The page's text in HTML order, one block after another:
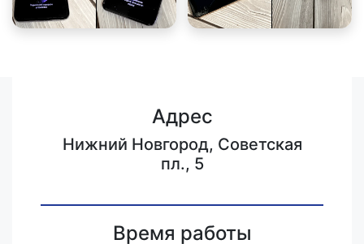
Адрес
Нижний Новгород, Советская
пл., 5
Время работы